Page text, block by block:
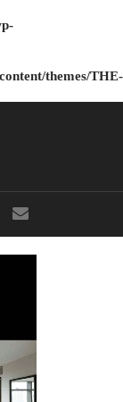
themes/THE-